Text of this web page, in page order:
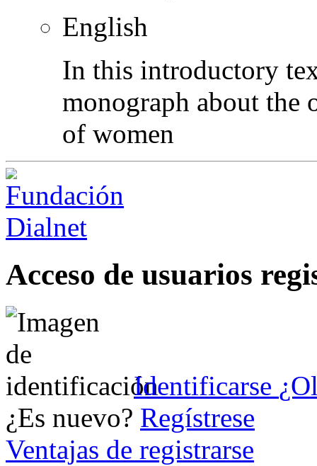
English
In this introductory
monograph about the
of women
Acceso de usuarios
Identificarse
¿Es nuevo? Regístrese
Ventajas de registrarse